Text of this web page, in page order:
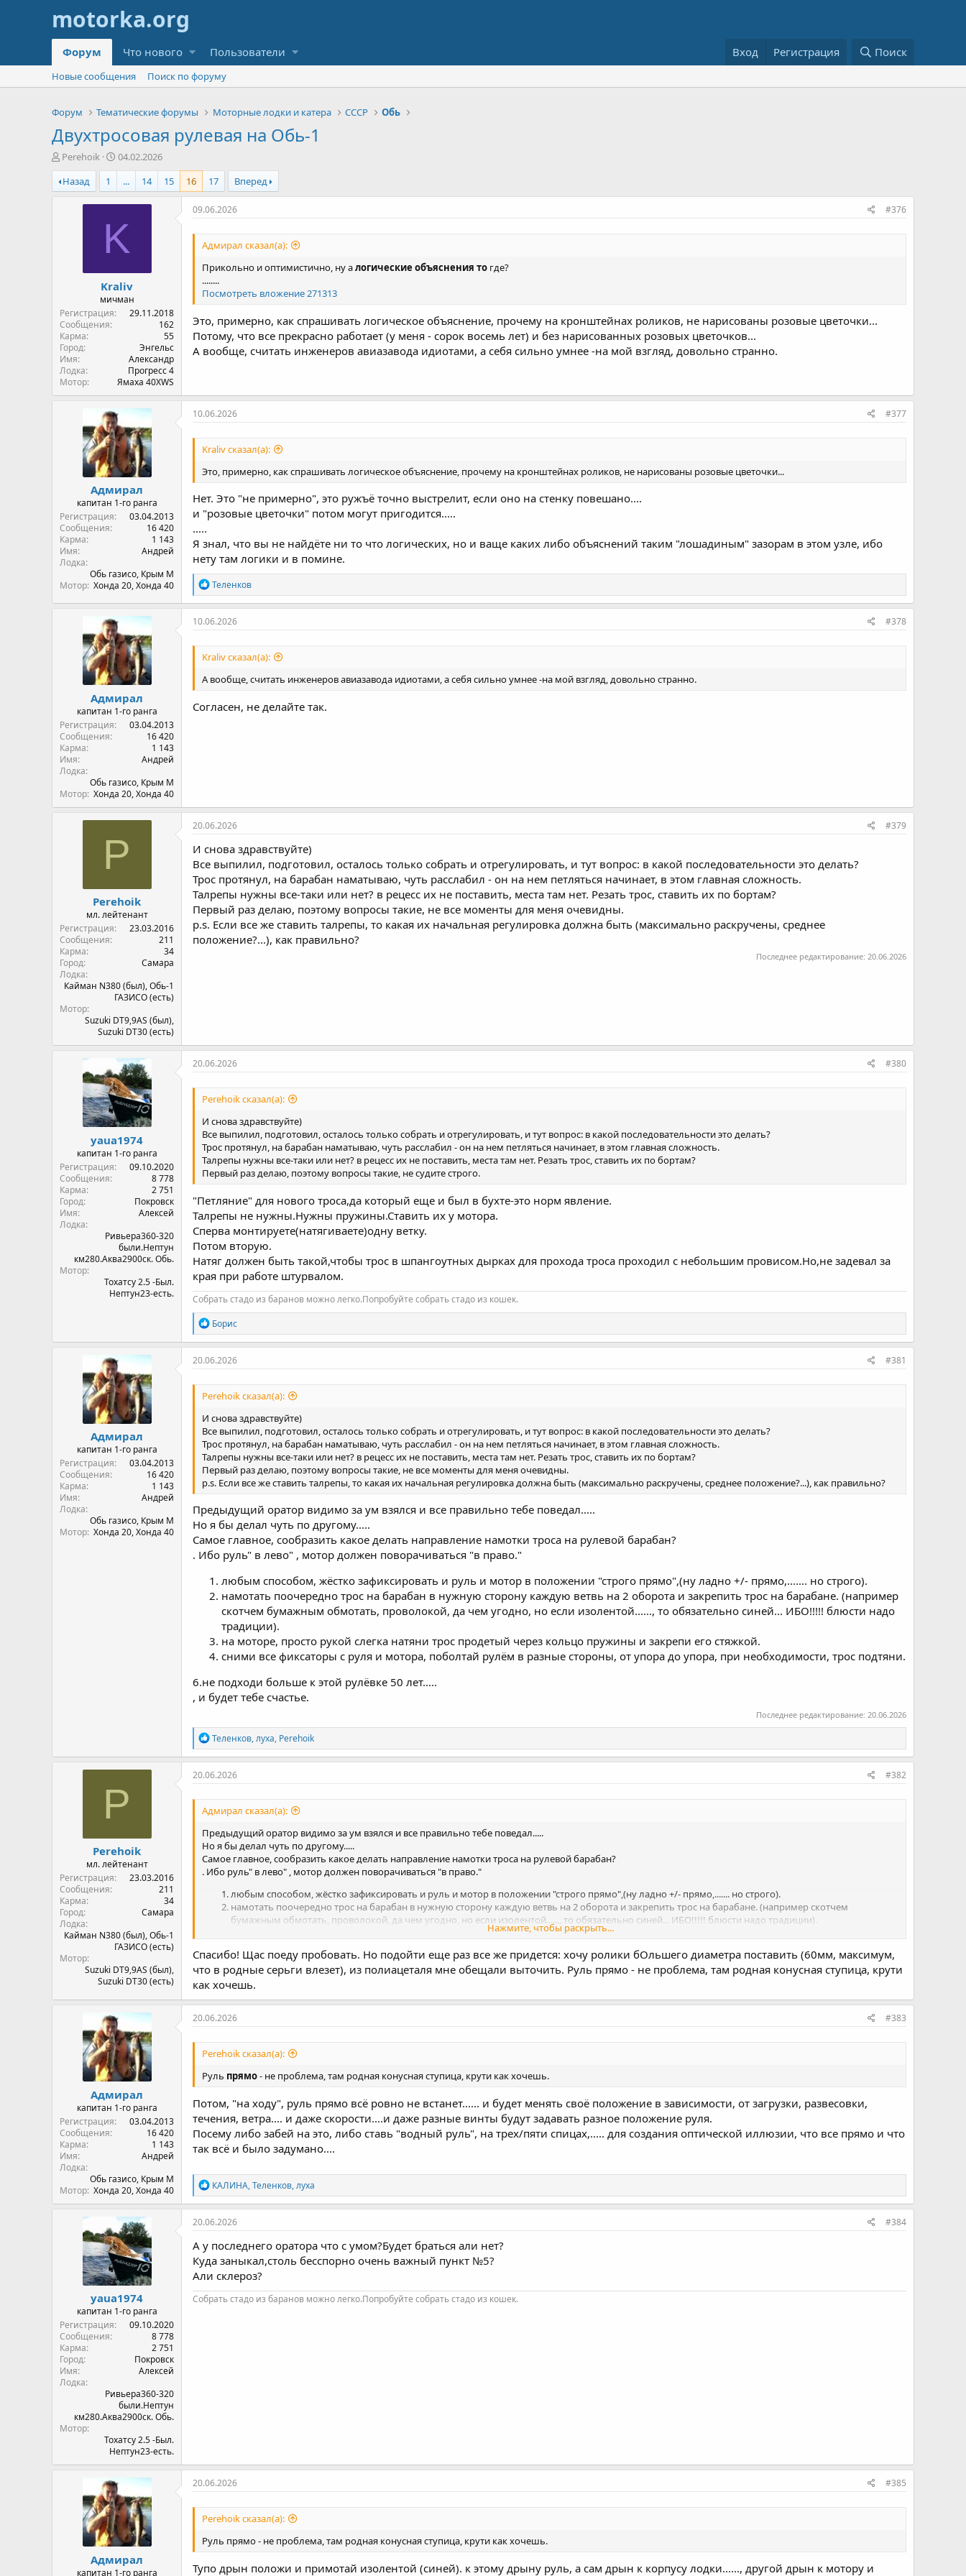
Форум Что нового Пользователи Вход Регистрация Поиск
Новые сообщения Поиск по форуму
Форум Тематические форумы Моторные лодки и катера СССР Обь
Двухтросовая рулевая на Обь-1
А
в
т
о
Perehoik
Д
а
а
н
ч
а
а
04.02.2026
Назад
1 ... 14 15 16 17 Вперед
K
Kraliv
мичман
Регистрация
29.11.2018
Сообщения
162
Карма
55
Город
Энгельс
Имя
Александр
Лодка
Прогресс 4
Мотор
Ямаха 40XWS
09.06.2026 #376
Адмирал сказал(а):
Прикольно и оптимистично, ну алогические объяснения то где?
........
Посмотреть вложение 271313
Это, примерно, как спрашивать логическое объяснение, прочему на кронштейнах роликов, не нарисованы розовые цветочки...
Потому, что все прекрасно работает (у меня - сорок восемь лет) и без нарисованных розовых цветочков...
А вообще, считать инженеров авиазавода идиотами, а себя сильно умнее -на мой взгляд, довольно странно.
Адмирал
капитан 1-го ранга
Регистрация
03.04.2013
Сообщения
16 420
Карма
1 143
Имя
Андрей
Лодка
Обь газисо, Крым М
Мотор Хонда 20, Хонда 40
10.06.2026 #377
Kraliv сказал(а):
Это, примерно, как спрашивать логическое объяснение, прочему на кронштейнах роликов, не нарисованы розовые цветочки...
Нет. Это "не примерно", это ружъё точно выстрелит, если оно на стенку повешано....
и "розовые цветочки" потом могут пригодится.....
.....
Я знал, что вы не найдёте ни то что логических, но и ваще каких либо объяснений таким "лошадиным" зазорам в этом узле, ибо
нету там логики и в помине.
Р
е
а
к
:
Теленков
Адмирал
капитан 1-го ранга
Регистрация
03.04.2013
Сообщения
16 420
Карма
1 143
Имя
Андрей
Лодка
Обь газисо, Крым М
Мотор Хонда 20, Хонда 40
10.06.2026 #378
Kraliv сказал(а):
А вообще, считать инженеров авиазавода идиотами, а себя сильно умнее -на мой взгляд, довольно странно.
Согласен, не делайте так.
P
Perehoik
мл. лейтенант
Регистрация
23.03.2016
Сообщения
211
Карма
34
Город
Самара
Лодка
Кайман N380 (был), Обь-1
ГАЗИСО (есть)
Мотор
Suzuki DT9,9AS (был),
Suzuki DT30 (есть)
20.06.2026 #379
И снова здравствуйте)
Все выпилил, подготовил, осталось только собрать и отрегулировать, и тут вопрос: в какой последовательности это делать?
Трос протянул, на барабан наматываю, чуть расслабил - он на нем петляться начинает, в этом главная сложность.
Талрепы нужны все-таки или нет? в рецесс их не поставить, места там нет. Резать трос, ставить их по бортам?
Первый раз делаю, поэтому вопросы такие, не все моменты для меня очевидны.
p.s. Если все же ставить талрепы, то какая их начальная регулировка должна быть (максимально раскручены, среднее
положение?...), как правильно?
Последнее редактирование: 20.06.2026
yaua1974
капитан 1-го ранга
Регистрация
09.10.2020
Сообщения
8 778
Карма
2 751
Город
Покровск
Имя
Алексей
Лодка
Ривьера360-320
были.Нептун
км280.Аква2900ск. Обь.
Мотор
Тохатсу 2.5 -Был.
Нептун23-есть.
20.06.2026 #380
Perehoik сказал(а):
И снова здравствуйте)
Все выпилил, подготовил, осталось только собрать и отрегулировать, и тут вопрос: в какой последовательности это делать?
Трос протянул, на барабан наматываю, чуть расслабил - он на нем петляться начинает, в этом главная сложность.
Талрепы нужны все-таки или нет? в рецесс их не поставить, места там нет. Резать трос, ставить их по бортам?
Первый раз делаю, поэтому вопросы такие, не судите строго.
"Петляние" для нового троса,да который еще и был в бухте-это норм явление.
Талрепы не нужны.Нужны пружины.Ставить их у мотора.
Сперва монтируете(натягиваете)одну ветку.
Потом вторую.
Натяг должен быть такой,чтобы трос в шпангоутных дырках для прохода троса проходил с небольшим провисом.Но,не задевал за
края при работе штурвалом.
Собрать стадо из баранов можно легко.Попробуйте собрать стадо из кошек.
Р
е
а
к
:
Борис
Адмирал
капитан 1-го ранга
Регистрация
03.04.2013
Сообщения
16 420
Карма
1 143
Имя
Андрей
Лодка
Обь газисо, Крым М
Мотор Хонда 20, Хонда 40
20.06.2026 #381
Perehoik сказал(а):
И снова здравствуйте)
Все выпилил, подготовил, осталось только собрать и отрегулировать, и тут вопрос: в какой последовательности это делать?
Трос протянул, на барабан наматываю, чуть расслабил - он на нем петляться начинает, в этом главная сложность.
Талрепы нужны все-таки или нет? в рецесс их не поставить, места там нет. Резать трос, ставить их по бортам?
Первый раз делаю, поэтому вопросы такие, не все моменты для меня очевидны.
p.s. Если все же ставить талрепы, то какая их начальная регулировка должна быть (максимально раскручены, среднее положение?...), как правильно?
Предыдущий оратор видимо за ум взялся и все правильно тебе поведал.....
Но я бы делал чуть по другому.....
Самое главное, сообразить какое делать направление намотки троса на рулевой барабан?
. Ибо руль" в лево" , мотор должен поворачиваться "в право."
любым способом, жёстко зафиксировать и руль и мотор в положении "строго прямо",(ну ладно +/- прямо,....... но строго).
намотать поочередно трос на барабан в нужную сторону каждую ветвь на 2 оборота и закрепить трос на барабане. (например
скотчем бумажным обмотать, проволокой, да чем угодно, но если изолентой......, то обязательно синей... ИБО!!!!! блюсти надо
традиции).
на моторе, просто рукой слегка натяни трос продетый через кольцо пружины и закрепи его стяжкой.
сними все фиксаторы с руля и мотора, поболтай рулём в разные стороны, от упора до упора, при необходимости, трос подтяни.
6.не подходи больше к этой рулёвке 50 лет.....
, и будет тебе счастье.
Последнее редактирование: 20.06.2026
Р
е
а
к
:
Теленков,луха, Perehoik
P
Perehoik
мл. лейтенант
Регистрация
23.03.2016
Сообщения
211
Карма
34
Город
Самара
Лодка
Кайман N380 (был), Обь-1
ГАЗИСО (есть)
Мотор
Suzuki DT9,9AS (был),
Suzuki DT30 (есть)
20.06.2026 #382
Адмирал сказал(а):
Предыдущий оратор видимо за ум взялся и все правильно тебе поведал.....
Но я бы делал чуть по другому.....
Самое главное, сообразить какое делать направление намотки троса на рулевой барабан?
. Ибо руль" в лево" , мотор должен поворачиваться "в право."
любым способом, жёстко зафиксировать и руль и мотор в положении "строго прямо",(ну ладно +/- прямо,....... но строго).
намотать поочередно трос на барабан в нужную сторону каждую ветвь на 2 оборота и закрепить трос на барабане. (например скотчем
бумажным обмотать, проволокой, да чем угодно, но если изолентой......, то обязательно синей... ИБО!!!!! блюсти надо традиции).
на моторе, просто рукой слегка натяни трос продетый через кольцо пружины и закрепи его стяжкой.
6.не подходи больше к этой рулёвке 50 лет.....
, и будет тебе счастье.
Нажмите, чтобы раскрыть...
Спасибо! Щас поеду пробовать. Но подойти еще раз все же придется: хочу ролики бОльшего диаметра поставить (60мм, максимум,
что в родные серьги влезет), из полиацеталя мне обещали выточить. Руль прямо - не проблема, там родная конусная ступица, крути
как хочешь.
Адмирал
капитан 1-го ранга
Регистрация
03.04.2013
Сообщения
16 420
Карма
1 143
Имя
Андрей
Лодка
Обь газисо, Крым М
Мотор Хонда 20, Хонда 40
20.06.2026 #383
Perehoik сказал(а):
Руль прямо- не проблема, там родная конусная ступица, крути как хочешь.
Потом, "на ходу", руль прямо всё ровно не встанет...... и будет менять своё положение в зависимости, от загрузки, развесовки,
течения, ветра.... и даже скорости....и даже разные винты будут задавать разное положение руля.
Посему либо забей на это, либо ставь "водный руль", на трех/пяти спицах,..... для создания оптической иллюзии, что все прямо и что
так всё и было задумано....
Р
е
а
к
и
и
:
КАЛИНА,Теленков,луха
yaua1974
капитан 1-го ранга
Регистрация
09.10.2020
Сообщения
8 778
Карма
2 751
Город
Покровск
Имя
Алексей
Лодка
Ривьера360-320
были.Нептун
км280.Аква2900ск. Обь.
Мотор
Тохатсу 2.5 -Был.
Нептун23-есть.
20.06.2026 #384
А у последнего оратора что с умом?Будет браться али нет?
Куда заныкал,столь бесспорно очень важный пункт №5?
Али склероз?
Собрать стадо из баранов можно легко.Попробуйте собрать стадо из кошек.
Адмирал
капитан 1-го ранга
20.06.2026 #385
Perehoik сказал(а):
Руль прямо - не проблема, там родная конусная ступица, крути как хочешь.
Тупо дрын положи и примотай изолентой (синей). к этому дрыну руль, а сам дрын к корпусу лодки......, другой дрын к мотору и